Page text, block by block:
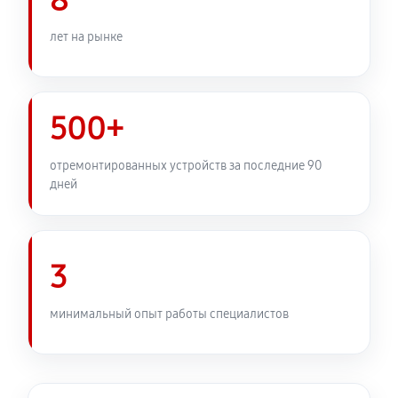
Установка подвеса объектива Canon RF 50mm F1.2L
USM
360 руб
Замена электронной платы
Ремонт узла автофокуса
Замена переходных шлейфов
Устранение механических повреждений
лет на рынке
500+
отремонтированных устройств за последние 90
дней
3
минимальный опыт работы специалистов